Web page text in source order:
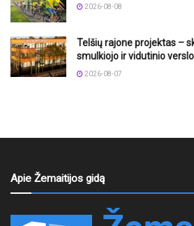
2026-08-08
Telšių rajone projektas –
smulkiojo ir vidutinio
2026-08-07
Apie Žemaitijos gidą